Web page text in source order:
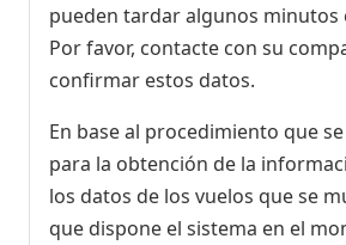
pueden tardar algunos minutos
Por favor, contacte con su
confirmar estos datos.
En base al procedimiento que
para la obtención de la
los datos de los vuelos que se
que dispone el sistema en el